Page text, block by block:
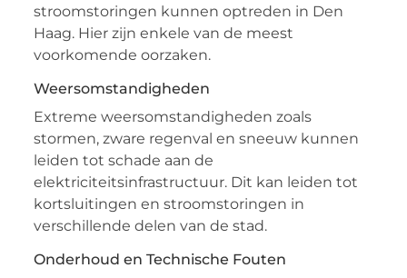
stroomstoringen kunnen optreden in Den
Haag. Hier zijn enkele van de meest
voorkomende oorzaken.
Weersomstandigheden
Extreme weersomstandigheden zoals
stormen, zware regenval en sneeuw kunnen
leiden tot schade aan de
elektriciteitsinfrastructuur. Dit kan leiden tot
kortsluitingen en stroomstoringen in
verschillende delen van de stad.
Onderhoud en Technische Fouten